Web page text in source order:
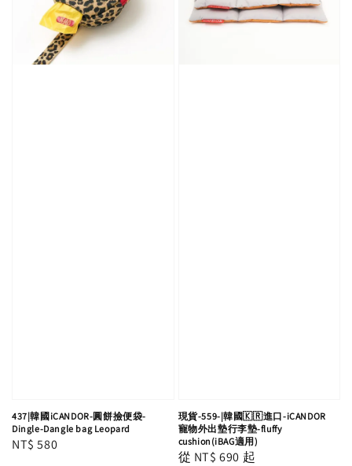
437|韓國iCANDOR-圓餅撿便袋-
Dingle-Dangle bag Leopard
Regular
NT$ 580
現貨-559-|韓國🇰🇷進口-iCANDOR
寵物外出墊行李墊-fluffy
cushion(iBAG適用)
Regular
從 NT$ 690 起